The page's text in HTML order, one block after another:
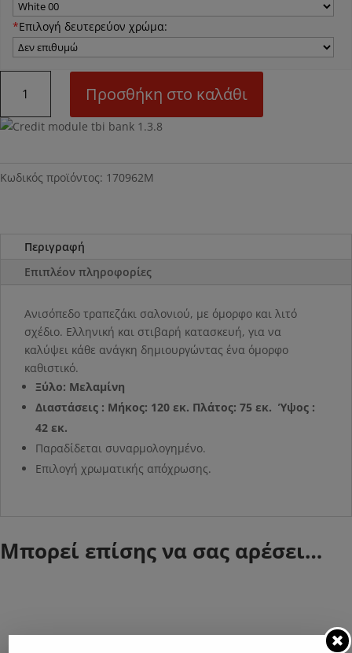
*Επιλογή δευτερεύον χρώμα:
Τραπέζι
σαλονιού
Ανισόπεδο
Προσθήκη στο καλάθι
Κωδικός προϊόντος: 170962Μ
Περιγραφή
Επιπλέον πληροφορίες
Ανισόπεδο τραπεζάκι σαλονιού, με όμορφο και λιτό
σχέδιο. Ελληνική και στιβαρή κατασκευή, για να
καλύψει κάθε ανάγκη δημιουργώντας ένα όμορφο
καθιστικό.
Ξύλο: Μελαμίνη
Διαστάσεις : Μήκος: 120 εκ. Πλάτος: 75 εκ. Ύψος :
42 εκ.
Παραδίδεται συναρμολογημένο.
Επιλογή χρωματικής απόχρωσης.
Μπορεί επίσης να σας αρέσει…